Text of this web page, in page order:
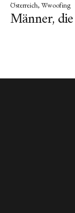
Österreich Wwoofing
Männer,